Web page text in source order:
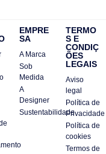
EMPRE
SA
A Marca
Sob
Medida
A
Designer
Sustentabilidade
TERMO
S E
CONDIÇ
ÕES
LEGAIS
Aviso
legal
Política de
Privacidade
Política de
cookies
Termos de